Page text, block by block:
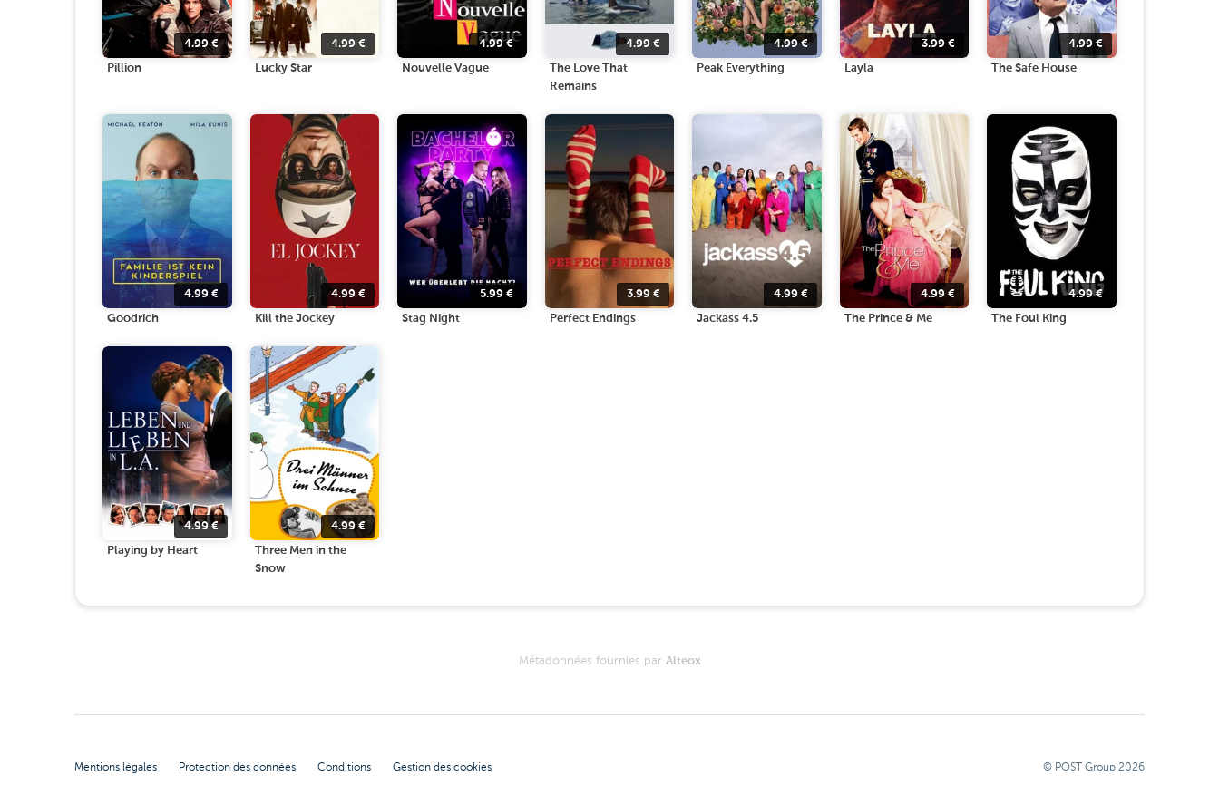
4.99€
Pillion
4.99 €
Lucky Star
4.99€
Nouvelle Vague
4.99 €
The Love That
Remains
4.99€
Peak Everything
3.99 €
Layla
4.99€
The Safe House
4.99€
Goodrich
4.99 €
Kill the Jockey
5.99€
Stag Night
3.99 €
Perfect Endings
4.99€
Jackass 4.5
4.99 €
The Prince & Me
4.99€
The Foul King
4.99€
Playing by Heart
4.99 €
Three Men in the
Snow
Métadonnées fournies par Alteox
Mentions légales Protection des données Conditions Gestion des cookies © POST Group 2026